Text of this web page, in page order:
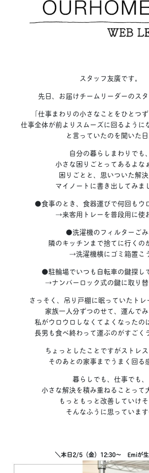
スタッフ友廣です。
先日、お届けチームリーダーのス
「仕事まわりの小さなことをひとつず
仕事全体が前よりスムーズに回るように
と言っていたのを聞いた日
自分の暮らしまわりでも、
小さな困りごとってあるよな
困りごとと、思いついた解
マイノートに書き出してみま
●食事のとき、食器運びで何回もウ
→来客用トレーを普段用に使
●洗濯機のフィルターごみ
隣のキッチンまで捨てに行く
→洗濯機横にゴミ箱置こ
●駐輪場でいつも自転車の鍵探し
→ナンバーロック式の鍵に取り
さっそく、吊り戸棚に眠っていたト
家族一人分ずつのせて、運んでみ
私がウロウロしなくてよくなったの
長男も食べ終わって運ぶのがすごく
ちょっとしたことですがストレ
そのあとの家事までうまく回る
暮らしでも、仕事でも、
小さな解決を積み重ねることって
もっともっと改善していけそ
そんなふうに思っていま
＼本日2/5（金）12:30〜 Emiが